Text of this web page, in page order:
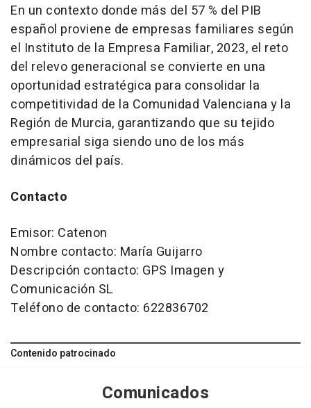
En un contexto donde más del 57 % del PIB
español proviene de empresas familiares según
el Instituto de la Empresa Familiar, 2023, el reto
del relevo generacional se convierte en una
oportunidad estratégica para consolidar la
competitividad de la Comunidad Valenciana y la
Región de Murcia, garantizando que su tejido
empresarial siga siendo uno de los más
dinámicos del país.
Contacto
Emisor: Catenon
Nombre contacto: María Guijarro
Descripción contacto: GPS Imagen y
Comunicación SL
Teléfono de contacto: 622836702
Contenido patrocinado
Comunicados